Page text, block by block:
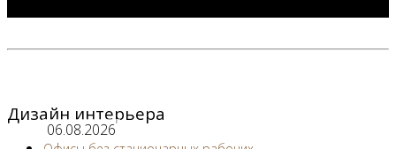
Дизайн интерьера
06.08.2026